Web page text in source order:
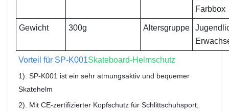
Farbbox
Gewicht 300g Altersgruppe
Vorteil für SP-K001Skateboard-Helmschutz
1). SP-K001 ist ein sehr atmungsaktiv und bequemer
Skatehelm
2). Mit CE-zertifizierter Kopfschutz für Schlittschuhsport,